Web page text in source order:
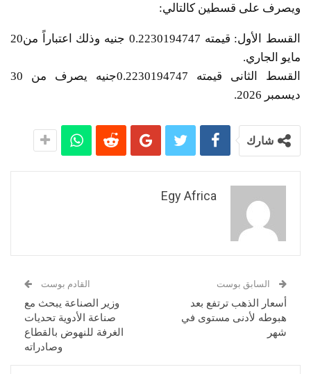
ويصرف على قسطين كالتالي:
القسط الأول: قيمته 0.2230194747 جنيه وذلك اعتباراً من20
مايو الجاري.
القسط الثانى قيمته 0.2230194747جنيه يصرف من 30
ديسمبر 2026.
شارك
Egy Africa
السابق بوست
أسعار الذهب ترتفع بعد
هبوطه لأدنى مستوى في
شهر
القادم بوست
وزير الصناعة يبحث مع
صناعة الأدوية تحديات
الغرفة للنهوض بالقطاع
وصادراته